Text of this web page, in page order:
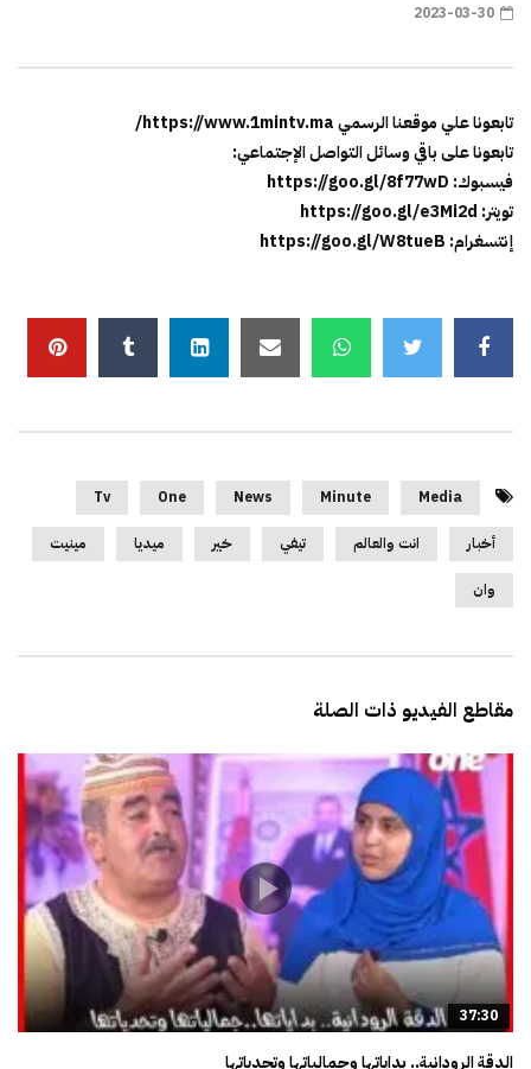
2023-03-30
تابعونا علي موقعنا الرسمي https://www.1mintv.ma/
تابعونا على باقي وسائل التواصل الإجتماعي:
فيسبوك: https://goo.gl/8f77wD
تويتر: https://goo.gl/e3Mi2d
إنتسغرام: https://goo.gl/W8tueB
Media
Minute
News
One
Tv
أخبار انت والعالم تيفي خير ميديا مينيت
وان
مقاطع الفيديو ذات الصلة
37:30
الدقة الرودانية.. بداياتها وجمالياتها وتحدياتها